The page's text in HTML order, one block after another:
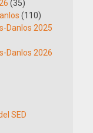
(35)
(110)
Danlos 2025
Danlos 2026
SED